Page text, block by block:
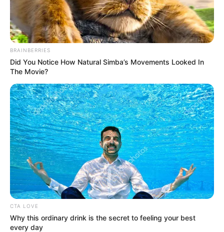
BRAINBERRIES
Did You Notice How Natural Simba’s Movements Looked In
The Movie?
CTA LOVE
Why this ordinary drink is the secret to feeling your best
every day